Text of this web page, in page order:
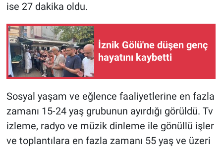
ise 27 dakika oldu.
İznik Gölü'ne düşen genç
hayatını kaybetti
Sosyal yaşam ve eğlence faaliyetlerine en fazla
zamanı 15-24 yaş grubunun ayırdığı görüldü. Tv
izleme, radyo ve müzik dinleme ile gönüllü işler
ve toplantılara en fazla zamanı 55 yaş ve üzeri